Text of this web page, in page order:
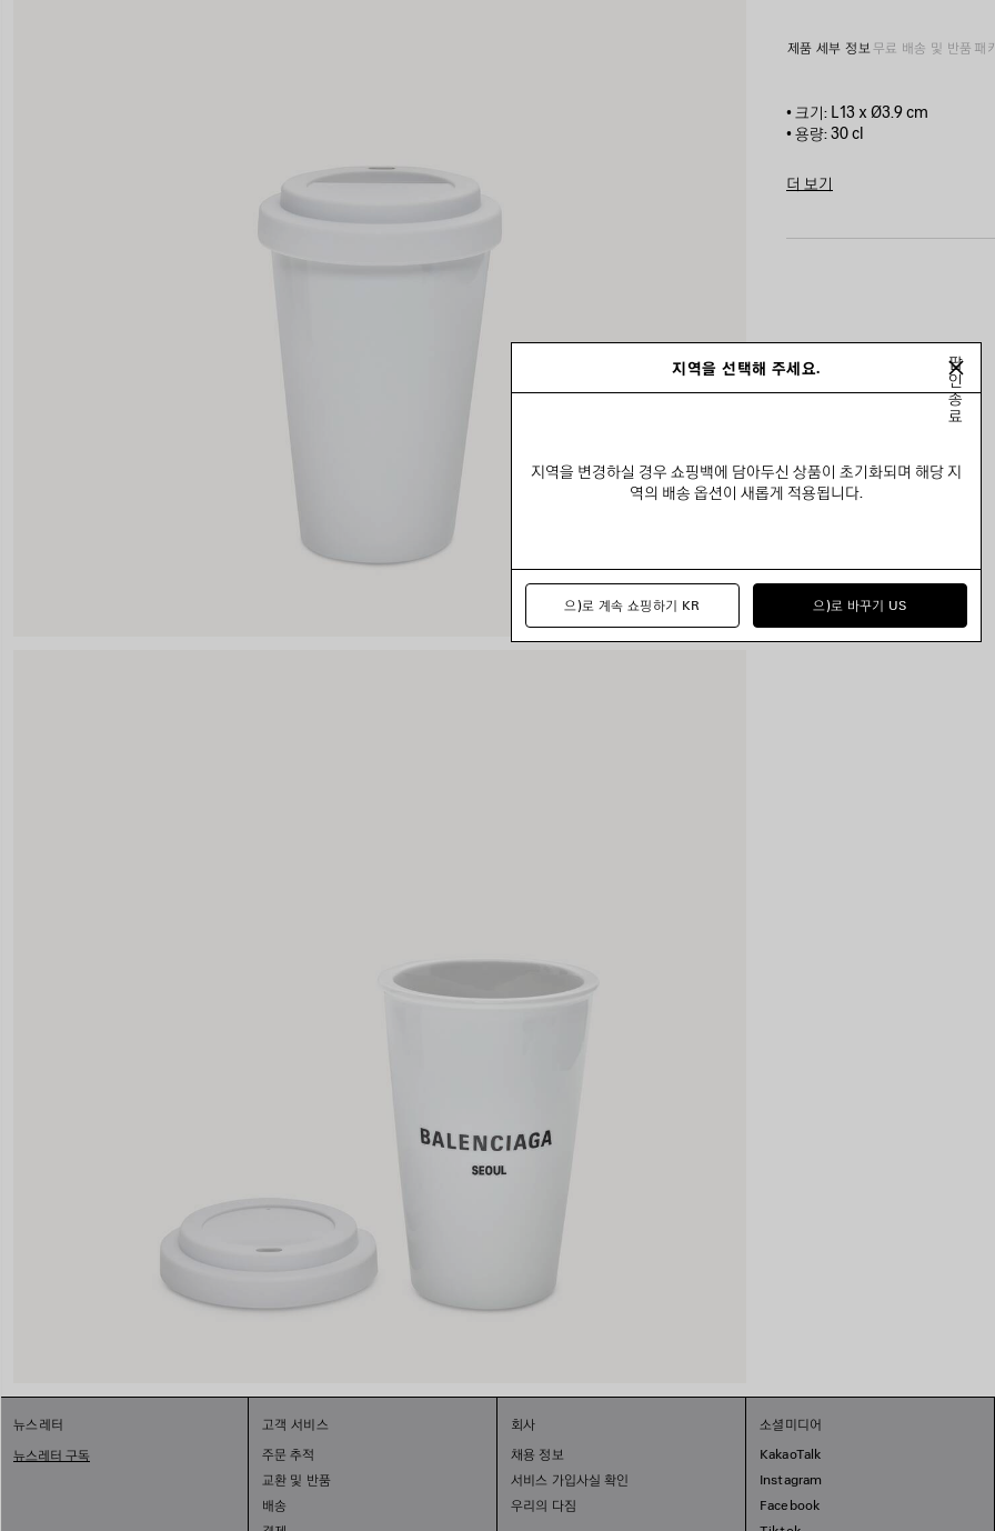
제품 세부 정보 무료 배송 및 반품 패
• 크기: L13 x Ø3.9 cm
• 용량: 30 cl
• 앞면에 발렌시아가 로고
• 열가소성 플라스틱 엘라스토머
• 손세척
더 보기
뉴스레터
뉴스레터 구독
고객 서비스
주문 추적
교환 및 반품
배송
회사
채용 정보
서비스 가입사실 확인
우리의 다짐
소셜미디어
KakaoTalk
Instagram
Facebook
지역을 선택해 주세요.
팝
인
종
료
지역을 변경하실 경우 쇼핑백에 담아두신 상품이 초기화되며 해당 지
역의 배송 옵션이 새롭게 적용됩니다.
으)로 계속 쇼핑하기 KR 으)로 바꾸기 US